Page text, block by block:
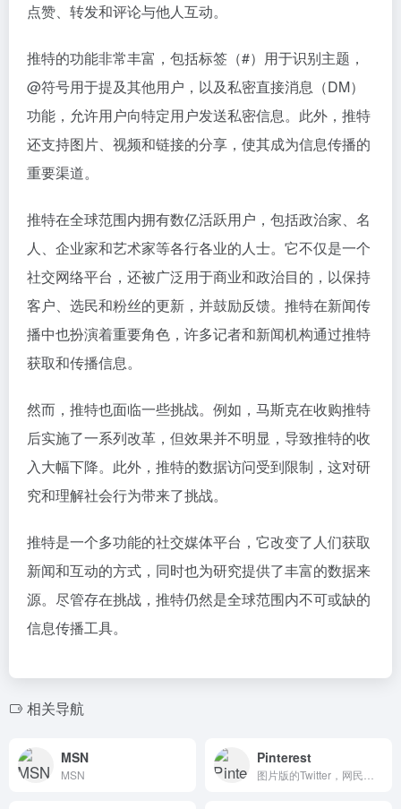
点赞、转发和评论与他人互动。
推特的功能非常丰富，包括标签（#）用于识别主题，
@符号用于提及其他用户，以及私密直接消息（DM）
功能，允许用户向特定用户发送私密信息。此外，推特
还支持图片、视频和链接的分享，使其成为信息传播的
重要渠道。
推特在全球范围内拥有数亿活跃用户，包括政治家、名
人、企业家和艺术家等各行各业的人士。它不仅是一个
社交网络平台，还被广泛用于商业和政治目的，以保持
客户、选民和粉丝的更新，并鼓励反馈。推特在新闻传
播中也扮演着重要角色，许多记者和新闻机构通过推特
获取和传播信息。
然而，推特也面临一些挑战。例如，马斯克在收购推特
后实施了一系列改革，但效果并不明显，导致推特的收
入大幅下降。此外，推特的数据访问受到限制，这对研
究和理解社会行为带来了挑战。
推特是一个多功能的社交媒体平台，它改变了人们获取
新闻和互动的方式，同时也为研究提供了丰富的数据来
源。尽管存在挑战，推特仍然是全球范围内不可或缺的
信息传播工具。
相关导航
MSN
MSN
Pinterest